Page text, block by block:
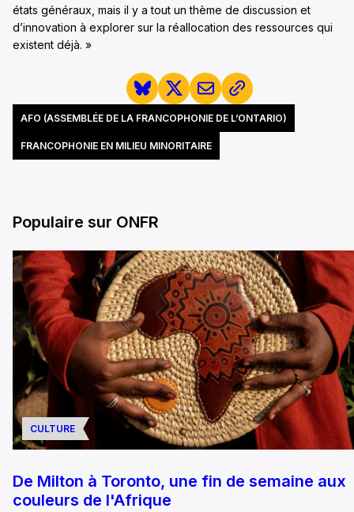
états généraux, mais il y a tout un thème de discussion et
d’innovation à explorer sur la réallocation des ressources qui
existent déjà. »
AFO (ASSEMBLÉE DE LA FRANCOPHONIE DE L’ONTARIO)
FRANCOPHONIE EN MILIEU MINORITAIRE
Populaire sur ONFR
CULTURE
De Milton à Toronto, une fin de semaine aux
couleurs de l'Afrique